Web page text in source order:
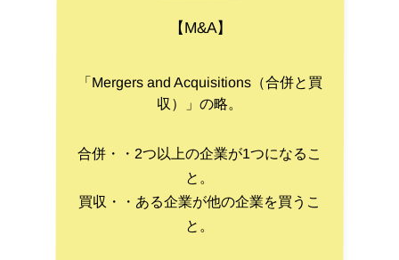
【M&A】
「Mergers and Acquisitions（合併と買
収）」の略。
合併・・2つ以上の企業が1つになるこ
と。
買収・・ある企業が他の企業を買うこ
と。